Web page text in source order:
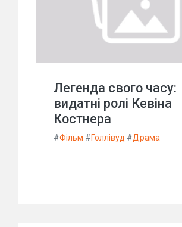
Легенда свого часу:
видатні ролі Кевіна
Костнера
#Фільм #Голлівуд #Драма